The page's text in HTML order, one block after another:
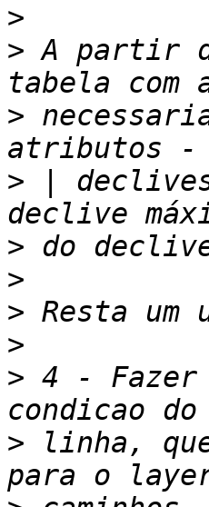
>
> A partir
>
> | declives
>
>
>
>
> 4 - Fazer
> linha,